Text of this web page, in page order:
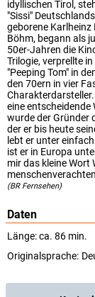
idyllischen Tirol,
"Sissi"
geborene Karlheinz
Böhm, begann als
50er-Jahren die
Trilogie, verprellte
"Peeping Tom" in
den 70ern in vier
eine entscheidende
wurde der Gründer
der er bis heute
lebt er unter
ist er in Europa
mir das kleine Wort
(BR Fernsehen)
Daten
Länge: ca. 86 min.
Originalsprache: